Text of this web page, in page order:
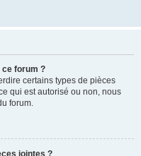
forum ?
certains types de pièces
qui est autorisé ou non, nous
forum.
jointes ?